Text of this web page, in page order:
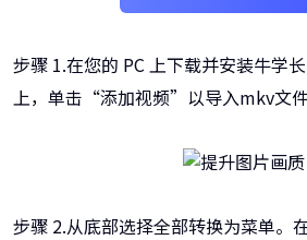
步骤 1.在您的 PC 上下载并安装牛学
上，单击“添加视频”以导入mkv文件
步骤 2.从底部选择全部转换为菜单。